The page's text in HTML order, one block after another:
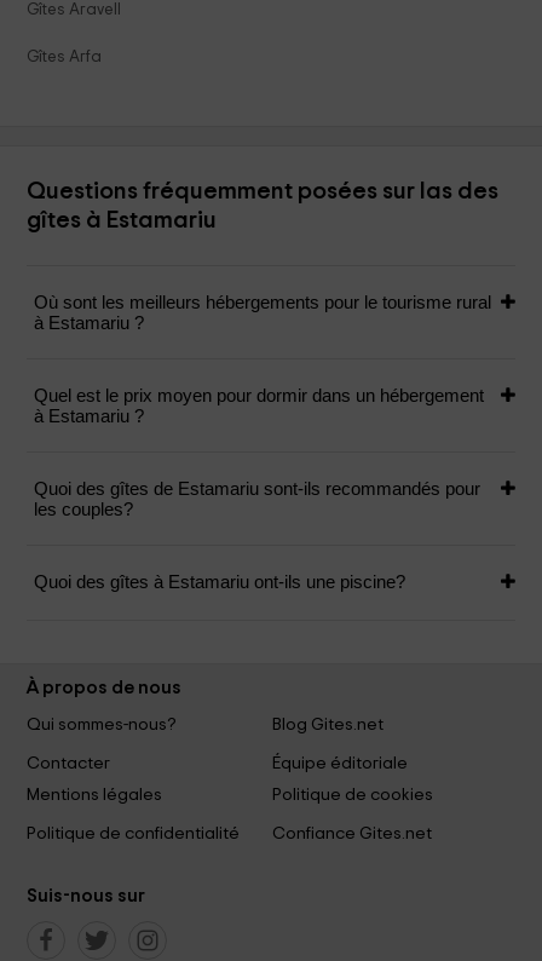
Gîtes Aravell
Gîtes Arfa
Questions fréquemment posées sur las des
gîtes à Estamariu
Où sont les meilleurs hébergements pour le tourisme rural
à Estamariu ?
Quel est le prix moyen pour dormir dans un hébergement
à Estamariu ?
Quoi des gîtes de Estamariu sont-ils recommandés pour
les couples?
Quoi des gîtes à Estamariu ont-ils une piscine?
À propos de nous
Qui sommes-nous?
Blog Gites.net
Contacter
Équipe éditoriale
Mentions légales
Politique de cookies
Politique de confidentialité Confiance Gites.net
Suis-nous sur